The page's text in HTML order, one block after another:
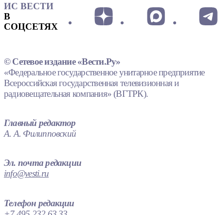
ИС ВЕСТИ
В
СОЦСЕТЯХ
© Сетевое издание «Вести.Ру»
«Федеральное государственное унитарное предприятие
Всероссийская государственная телевизионная и
радиовещательная компания» (ВГТРК).
Главный редактор
А. А. Филипповский
Эл. почта редакции
info@vesti.ru
Телефон редакции